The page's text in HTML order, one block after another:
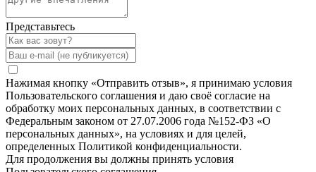
Представьтесь
Нажимая кнопку «Отправить отзыв», я принимаю условия
Пользовательского соглашения и даю своё согласие на
обработку моих персональных данных, в соответствии с
Федеральным законом от 27.07.2006 года №152-ФЗ «О
персональных данных», на условиях и для целей,
определенных Политикой конфиденциальности.
Для продолжения вы должны принять условия